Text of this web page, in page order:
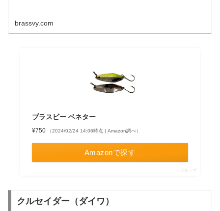
brassvy.com
ブラスビー ベネター
¥750 （2024/02/24 14:06時点 | Amazon調べ）
Amazonで探す
ポチップ
クルセイダー（ダイワ）